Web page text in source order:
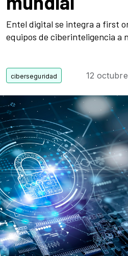
Entel digital se integra a first
equipos de ciberinteligencia a
12